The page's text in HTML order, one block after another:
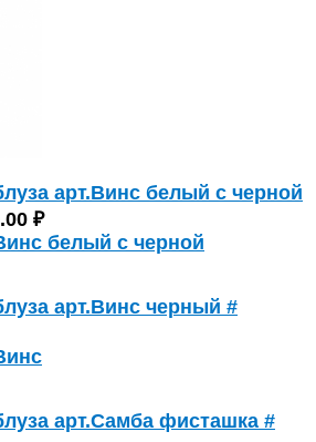
арт.Винс белый с черной
₽
арт.Винс черный #
арт.Самба фисташка #